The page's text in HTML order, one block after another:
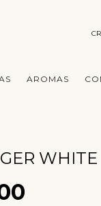
AROMAS
WHITE